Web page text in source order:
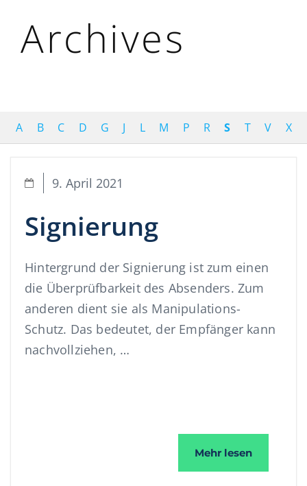
Archives
A B C D G J L M P R S T V X
9. April 2021
Signierung
Hintergrund der Signierung ist zum einen
die Überprüfbarkeit des Absenders. Zum
anderen dient sie als Manipulations-
Schutz. Das bedeutet, der Empfänger kann
nachvollziehen, …
Mehr lesen